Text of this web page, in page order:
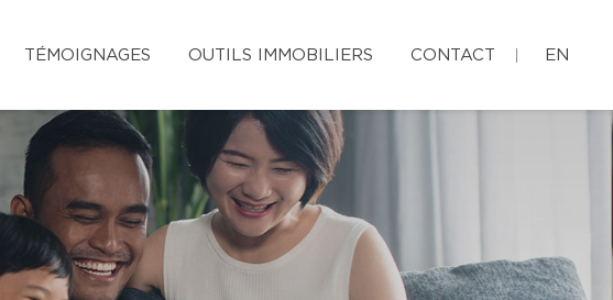
TÉMOIGNAGES OUTILS IMMOBILIERS CONTACT EN